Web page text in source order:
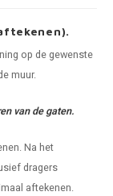
op de gewenste
muur.
van de gaten.
Na het
dragers
aftekenen.